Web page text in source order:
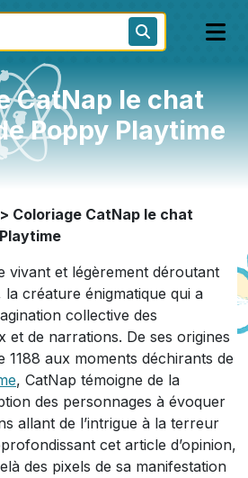
CatNap le chat
Poppy Playtime
> Coloriage CatNap le chat
vivant et légèrement déroutant
la créature énigmatique qui a
collective des
et de narrations. De ses origines
1188 aux moments déchirants de
, CatNap témoigne de la
des personnages à évoquer
allant de l’intrigue à la terreur
cet article d’opinion,
des pixels de sa manifestation